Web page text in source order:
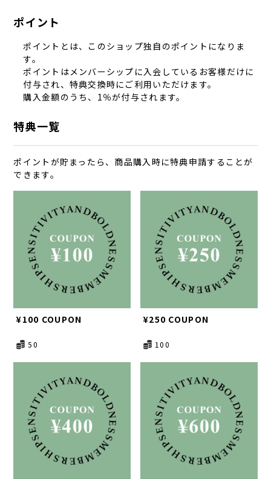
ポイント
ポイントとは、このショップ独自のポイントになりま
す。
ポイントはメンバーシップに入会しているお客様だけに
付与され、特典交換時にご利用いただけます。
購入金額のうち、1％が付与されます。
特典一覧
ポイントが貯まったら、商品購入時に特典申請することが
できます。
¥100 COUPON
50
¥250 COUPON
100